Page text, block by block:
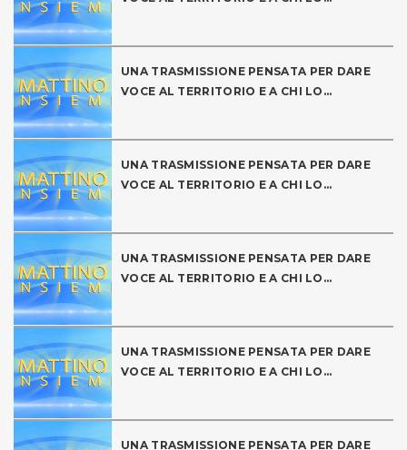
UNA TRASMISSIONE PENSATA PER DARE
VOCE AL TERRITORIO E A CHI LO...
UNA TRASMISSIONE PENSATA PER DARE
VOCE AL TERRITORIO E A CHI LO...
UNA TRASMISSIONE PENSATA PER DARE
VOCE AL TERRITORIO E A CHI LO...
UNA TRASMISSIONE PENSATA PER DARE
VOCE AL TERRITORIO E A CHI LO...
UNA TRASMISSIONE PENSATA PER DARE